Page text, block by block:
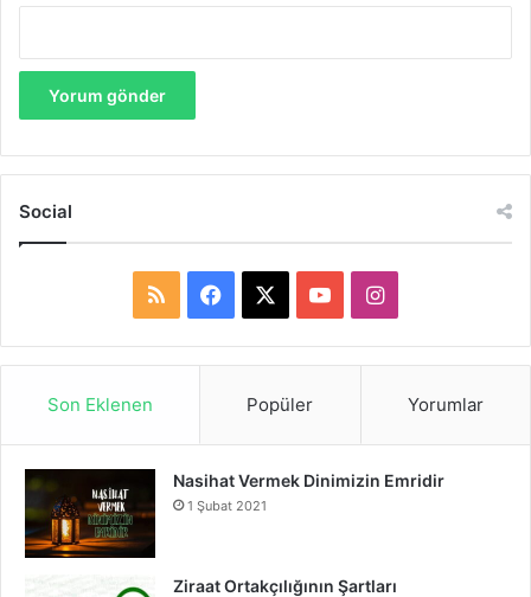
Social
S
a
b
o
o
u
e
I
n
a
r
Son Eklenen Popüler Yorumlar
Nasihat Vermek Dinimizin Emridir
1 Şubat 2021
Ziraat Ortakçılığının Şartları